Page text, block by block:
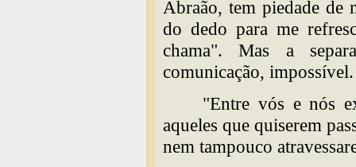
Abraão, tem piedade de
do dedo para me
chama". Mas a
comunicação,
"Entre vós e nós
aqueles que quiserem
nem tampouco